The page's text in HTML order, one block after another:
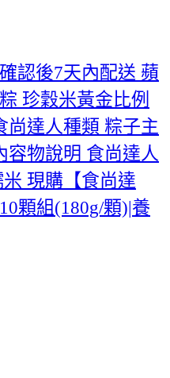
認後7天內配送 蘋
珍穀米黃金比例
尚達人種類 粽子主
容物說明 食尚達人
現購【食尚達
顆組(180g/顆)|養